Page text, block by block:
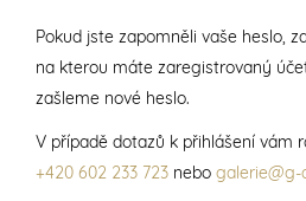
Pokud jste zapomněli vaše heslo,
na kterou máte zaregistrovaný
zašleme nové heslo.
V případě dotazů k přihlášení vám
+420 602 233 723 nebo galerie@g-